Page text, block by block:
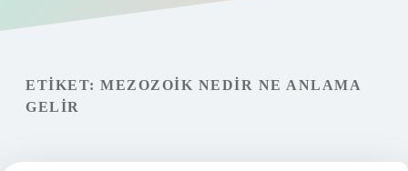
Gizlilik Politikası
Hakkımızda
ETIKET: MEZOZOIK NEDIR NE ANLAMA
GELIR